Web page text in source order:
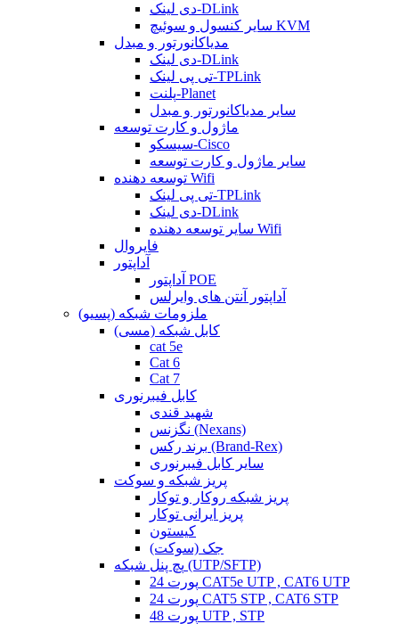
دی لینک-DLink
سایر کنسول و سوئیچ KVM
مدیاکانورتور و مبدل
دی لینک-DLink
تی پی لینک-TPLink
پلنت-Planet
سایر مدیاکانورتور و مبدل
ماژول و کارت توسعه
سیسکو-Cisco
سایر ماژول و کارت توسعه
توسعه دهنده Wifi
تی پی لینک-TPLink
دی لینک-DLink
سایر توسعه دهنده Wifi
فایروال
آداپتور
آداپتور POE
آداپتور آنتن های وایرلس
ملزومات شبکه (پسیو)
کابل شبکه (مسی)
cat 5e
Cat 6
Cat 7
کابل فیبرنوری
شهید قندی
نگزنس (Nexans)
برند رکس (Brand-Rex)
سایر کابل فیبرنوری
پریز شبکه و سوکت
پریز شبکه روکار و توکار
پریز ایرانی توکار
کیستون
جک (سوکت)
پچ پنل شبکه (UTP/SFTP)
24 پورت CAT5e UTP , CAT6 UTP
24 پورت CAT5 STP , CAT6 STP
48 پورت UTP , STP